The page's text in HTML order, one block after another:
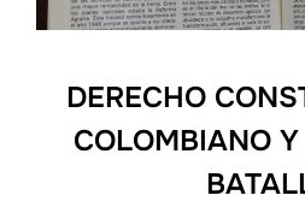
DERECHO
COLOMBIANO